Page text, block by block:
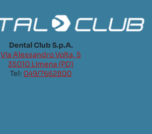
Dental Club S.p.A.
Via Alessandro Volta, 5
35010 Limena (PD)
Tel: 049/7662800